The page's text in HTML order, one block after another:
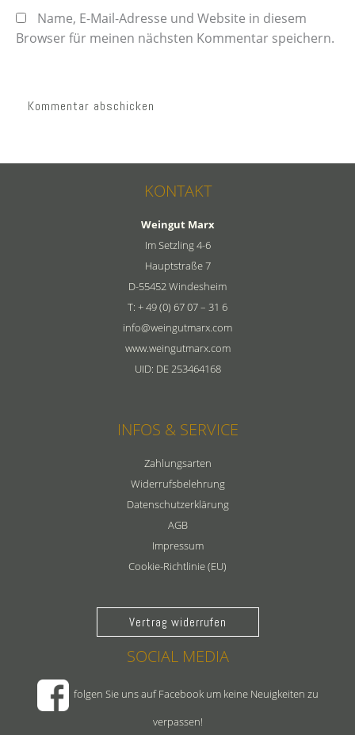
Name, E-Mail-Adresse und Website in diesem
Browser für meinen nächsten Kommentar speichern.
KONTAKT
Weingut Marx
Im Setzling 4-6
Hauptstraße 7
D-55452 Windesheim
T: + 49 (0) 67 07 – 31 6
info@weingutmarx.com
www.weingutmarx.com
UID: DE 253464168
INFOS & SERVICE
Zahlungsarten
Widerrufsbelehrung
Datenschutzerklärung
AGB
Impressum
Cookie-Richtlinie (EU)
Vertrag widerrufen
SOCIAL MEDIA
folgen Sie uns auf Facebook um keine Neuigkeiten zu
verpassen!